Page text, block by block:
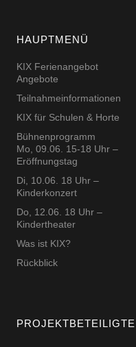
HAUPTMENÜ
KIX Ferienangebot
Angebote
Teilnahmeinformationen
KIX für Schulen & Horte
Bühnenprogramm
Mo, 09.06. 15-18 Uhr –
Eröffnungstag
Di, 10.06. 18 Uhr –
Kinderkonzert
Do, 12.06. 18 Uhr –
Kindertheater
Was ist KIX?
Rückblick
PROJEKTBETEILIGTE